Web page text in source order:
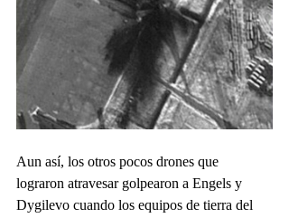
Aun así, los otros pocos drones que
lograron atravesar golpearon a Engels y
Dygilevo cuando los equipos de tierra del